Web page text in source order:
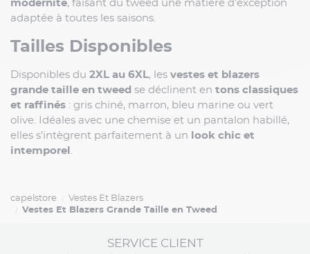
modernité, faisant du tweed une matière d’exception
adaptée à toutes les saisons.
Tailles Disponibles
Disponibles du 2XL au 6XL, les vestes et blazers
grande taille en tweed se déclinent en tons classiques
et raffinés : gris chiné, marron, bleu marine ou vert
olive. Idéales avec une chemise et un pantalon habillé,
elles s’intègrent parfaitement à un
look chic et
intemporel
capelstore
Vestes Et Blazers
Vestes Et Blazers Grande Taille en Tweed
SERVICE CLIENT